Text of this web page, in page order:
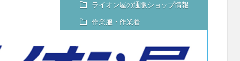
ライオン屋の通販ショップ情報
作業服・作業着